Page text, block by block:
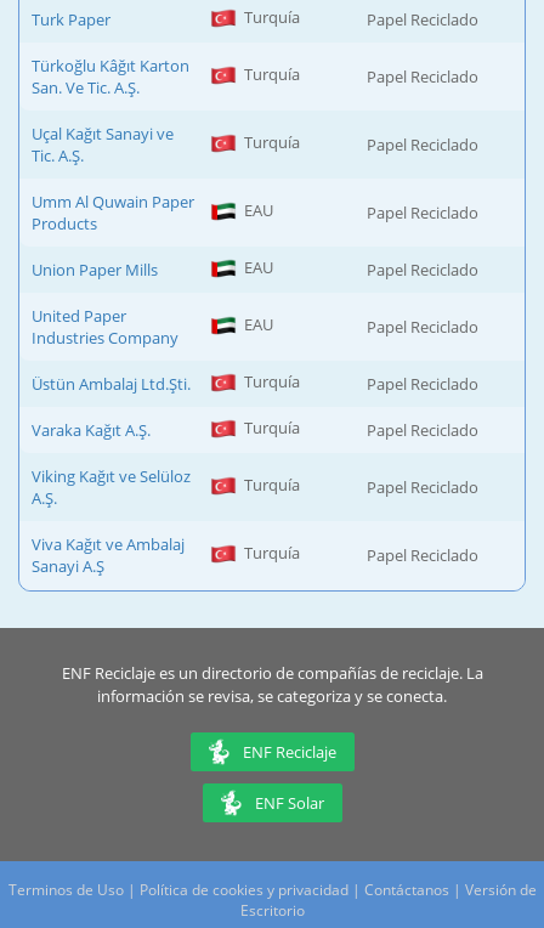
Turk Paper Turquía Papel Reciclado
Türkoğlu Kâğıt Karton
San. Ve Tic. A.Ş.
Turquía Papel Reciclado
Uçal Kağıt Sanayi ve
Tic. A.Ş.
Turquía Papel Reciclado
Umm Al Quwain Paper
Products
EAU Papel Reciclado
Union Paper Mills EAU Papel Reciclado
United Paper
Industries Company
EAU Papel Reciclado
Üstün Ambalaj Ltd.Şti. Turquía Papel Reciclado
Varaka Kağıt A.Ş. Turquía Papel Reciclado
Viking Kağıt ve Selüloz
A.Ş.
Turquía Papel Reciclado
Viva Kağıt ve Ambalaj
Sanayi A.Ş
Turquía Papel Reciclado
ENF Reciclaje es un directorio de compañías de reciclaje. La
información se revisa, se categoriza y se conecta.
ENF Reciclaje
ENF Solar
Terminos de Uso| Política de cookies y privacidad| Contáctanos | Versión de
Escritorio